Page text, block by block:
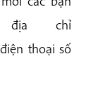
chỉ
thoại số